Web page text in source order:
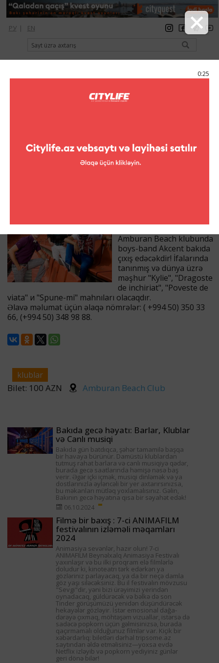
0:25
РУ | EN
qeydiyyat giriş Citylife Magazine
Amburan Beach klubunda
boys-band Akcent bakıda
çıxış edəcəkdir! İfalarında
tanınmış və dünya üzrə
məşhur "Kylie", "Dragoste
de inchiriat", "Poveste de
viata" и "Spune-mi" mahnıları olacaqdır.
Əlavə məlumat üçün əlaqə nömrələr: ( +994 50) 350 33
66, (+994 50) 348 98 88.
klublar
Bilet: 100 AZN Amburan Beach Club
Bakıda gecə həyatı: Barlar, Klublar
və Canlı musiqi
Bakıda gün batdıqca, şəhər tamamilə başqa
bir havaya bürünür. Damüstü klublardan
tutmuş rahat barlara və canlı musiqiyə qədər,
burada gecə saatlarında həmişə nəsə baş
verir. Əgər içki içmək, musiqi dinləmək və ya
dostlarınızla əyləncəli bir yer axtarırsınızsa,
bu məkanları mütləq yoxlamalısınız. Gəlin,
Bakının gecə həyatına qısa bir səyahət edək!
06.10.2024
Filmə bir baxış : 7-ci ANIMAFILM
festivalının izləməli məqamları
2024
Animasiya sevənlər, hazır olun! 7-ci
ANIMAFILM Beynəlxalq Animasiya Festivalı
yaxınlaşır və bu ilki proqram elə filmlərlə
doludur ki, kinoteatrı tərk edərkən ya
gözləriniz parlayacaq, ya da bir neçə damla
göz yaşı siləcəksiniz. Bu il festivalın mövzusu
"Sevgi"dir, yəni bizi ürəyimizi yerindən
oynadacaq, güldürəcək və bəlkə də son
Tinder görüşümüzü yenidən düşündürəcək
hekayələr gözləyir. İstər emosional dağa-
dərəyə çıxmaq, möhtəşəm vizuallar, istərsə də
sadəcə popkorn üçün gəlmisinizsə, burada
qaçırmamalı olduğunuz filmlər var. Kiçik bir
xəbərdarlıq: biletləri dərhal tripsome.az
saytından əldə etməlisiniz—yoxsa evdə
Netflix izləyib və popkorn yediyiniz günlər
geri dönə bilər!